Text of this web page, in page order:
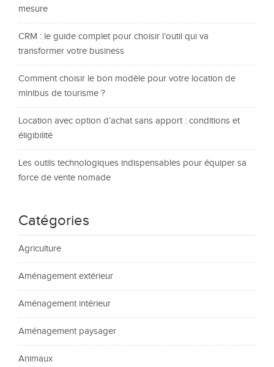
mesure
CRM : le guide complet pour choisir l’outil qui va
transformer votre business
Comment choisir le bon modèle pour votre location de
minibus de tourisme ?
Location avec option d’achat sans apport : conditions et
éligibilité
Les outils technologiques indispensables pour équiper sa
force de vente nomade
Catégories
Agriculture
Aménagement extérieur
Aménagement intérieur
Aménagement paysager
Animaux